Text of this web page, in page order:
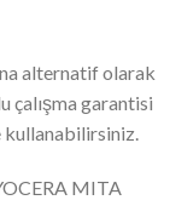
alternatif olarak
çalışma garantisi
kullanabilirsiniz.
MITA